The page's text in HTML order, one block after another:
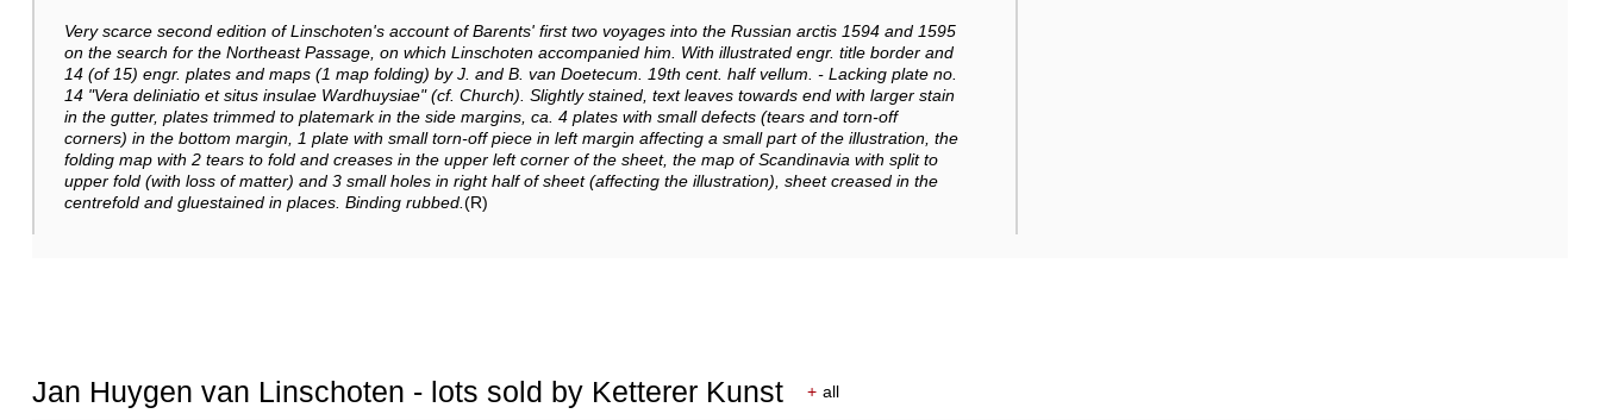
Very scarce second edition of Linschoten's account of Barents' first two voyages into the Russian arctis 1594 and 1595
on the search for the Northeast Passage, on which Linschoten accompanied him. With illustrated engr. title border and
14 (of 15) engr. plates and maps (1 map folding) by J. and B. van Doetecum. 19th cent. half vellum. - Lacking plate no.
14 "Vera deliniatio et situs insulae Wardhuysiae" (cf. Church). Slightly stained, text leaves towards end with larger stain
in the gutter, plates trimmed to platemark in the side margins, ca. 4 plates with small defects (tears and torn-off
corners) in the bottom margin, 1 plate with small torn-off piece in left margin affecting a small part of the illustration, the
folding map with 2 tears to fold and creases in the upper left corner of the sheet, the map of Scandinavia with split to
upper fold (with loss of matter) and 3 small holes in right half of sheet (affecting the illustration), sheet creased in the
centrefold and gluestained in places. Binding rubbed.(R)
Jan Huygen van Linschoten - lots sold by Ketterer Kunst + all